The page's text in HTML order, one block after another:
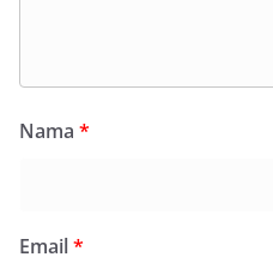
Nama *
Email*